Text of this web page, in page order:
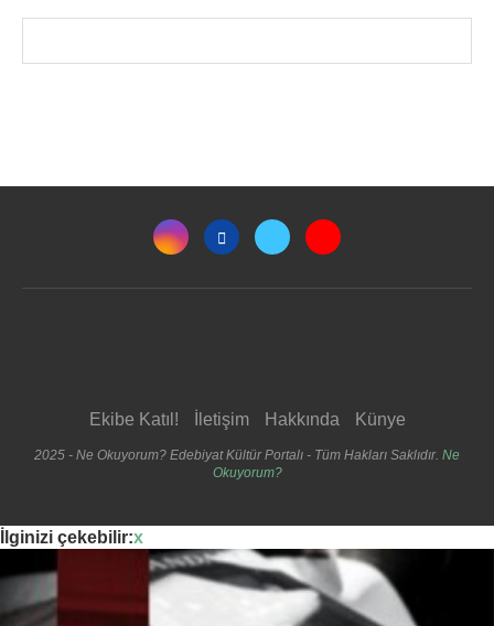
Ekibe Katıl! İletişim Hakkında Künye
2025 - Ne Okuyorum? Edebiyat Kültür Portalı - Tüm Hakları Saklıdır. Ne
Okuyorum?
İlginizi çekebilir:x